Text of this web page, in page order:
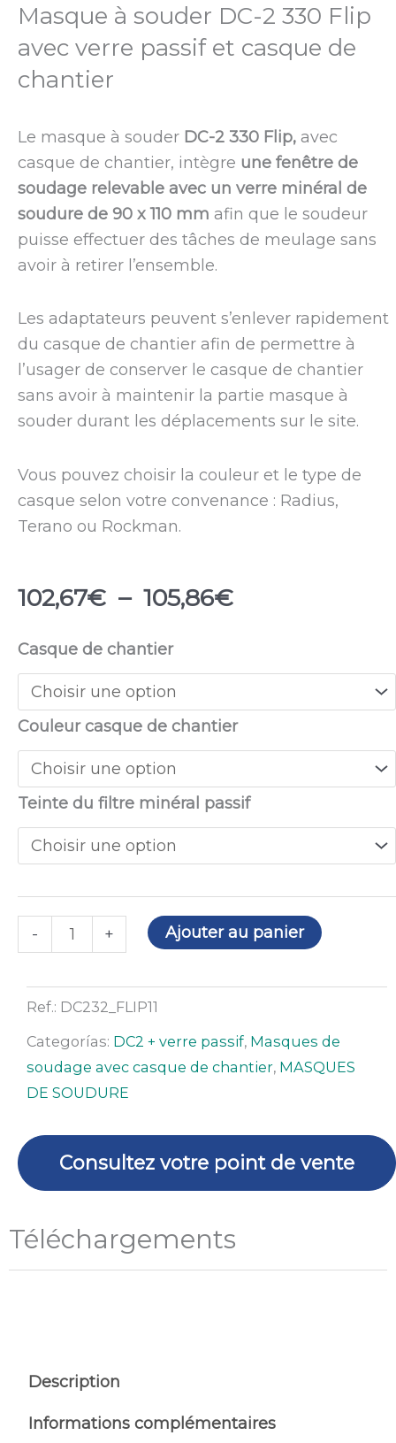
Masque à souder DC-2 330 Flip
avec verre passif et casque de
chantier
Le masque à souder DC-2 330 Flip, avec
casque de chantier, intègre une fenêtre de
soudage relevable avec un verre minéral de
soudure de 90 x 110 mm afin que le soudeur
puisse effectuer des tâches de meulage sans
avoir à retirer l’ensemble.
Les adaptateurs peuvent s’enlever rapidement
du casque de chantier afin de permettre à
l’usager de conserver le casque de chantier
sans avoir à maintenir la partie masque à
souder durant les déplacements sur le site.
Vous pouvez choisir la couleur et le type de
casque selon votre convenance : Radius,
Terano ou Rockman.
102,67€ – 105,86€Plage
102,67€
105,86€
Casque de chantier
Couleur casque de chantier
Teinte du filtre minéral passif
-
quantité
de
Masque
à
souder
DC-
2
330
Flip
verre
et
de
+ Ajouter au panier
Ref.: DC232_FLIP11
Categorías: DC2 + verre passif, Masques de
soudage avec casque de chantier, MASQUES
DE SOUDURE
Consultez votre point de vente
Téléchargements
Description
Informations complémentaires